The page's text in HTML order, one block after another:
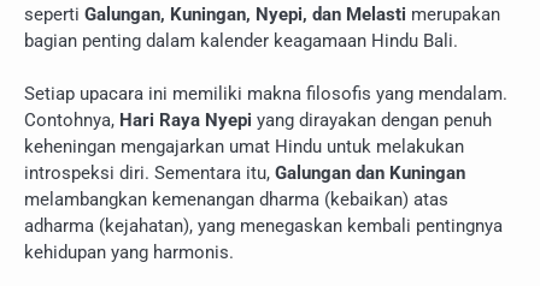
seperti Galungan, Kuningan, Nyepi, dan Melasti merupakan
bagian penting dalam kalender keagamaan Hindu Bali.
Setiap upacara ini memiliki makna filosofis yang mendalam.
Contohnya, Hari Raya Nyepi yang dirayakan dengan penuh
keheningan mengajarkan umat Hindu untuk melakukan
introspeksi diri. Sementara itu, Galungan dan Kuningan
melambangkan kemenangan dharma (kebaikan) atas
adharma (kejahatan), yang menegaskan kembali pentingnya
kehidupan yang harmonis.